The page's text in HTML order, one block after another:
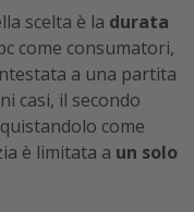
scelta è la durata
come consumatori,
a una partita
casi, il secondo
come
è limitata a un solo